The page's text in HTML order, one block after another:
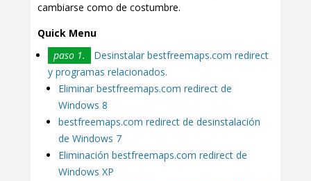
cambiarse como de costumbre.
Quick Menu
paso 1.
Desinstalar bestfreemaps.com redirect
y programas relacionados.
Eliminar bestfreemaps.com redirect de
Windows 8
bestfreemaps.com redirect de desinstalación
de Windows 7
Eliminación bestfreemaps.com redirect de
Windows XP